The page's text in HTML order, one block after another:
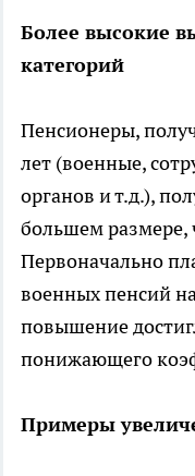
Более высокие
категорий
Пенсионеры,
лет (военные,
органов и т.д.),
большем размере,
Первоначально
военных пенсий
повышение
понижающего
Примеры